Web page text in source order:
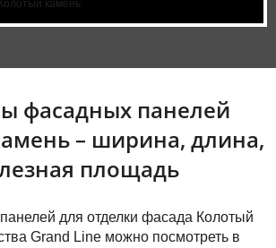
фасадных панелей
– ширина, длина,
площадь
для отделки фасада Колотый
Grand Line можно посмотреть в